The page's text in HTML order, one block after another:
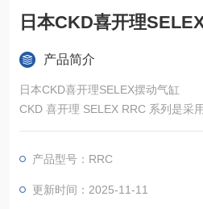
日本CKD喜开理
产品简介
日本CKD喜开理SELEX摆动气缸
CKD 喜开理 SELEX RRC 系列是采
动气缸，缸径覆盖 φ20-100mm，
过齿轮齿条啮合实现高精度摆动，
载坠落。
产品型号：RRC
更新时间：2025-11-11